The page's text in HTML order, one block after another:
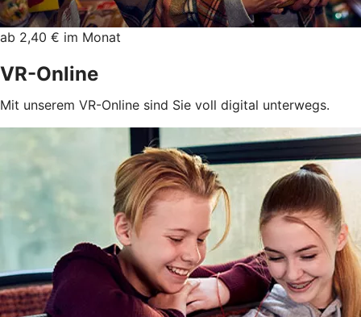
ab 2,40 € im Monat
VR-Online
Mit unserem VR-Online sind Sie voll digital unterwegs.